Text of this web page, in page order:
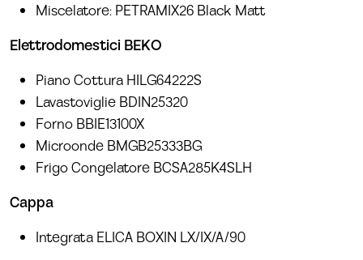
Miscelatore: PETRAMIX26 Black Matt
Elettrodomestici BEKO
Piano Cottura HILG64222S
Lavastoviglie BDIN25320
Forno BBIE13100X
Microonde BMGB25333BG
Frigo Congelatore BCSA285K4SLH
Cappa
Integrata ELICA BOXIN LX/IX/A/90